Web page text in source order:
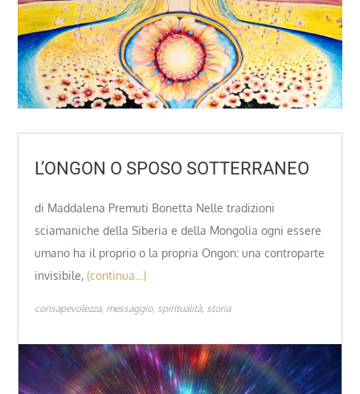
L’ONGON O SPOSO SOTTERRANEO
di Maddalena Premuti Bonetta Nelle tradizioni
sciamaniche della Siberia e della Mongolia ogni essere
umano ha il proprio o la propria Ongon: una controparte
invisibile, (continua…)
consapevolezza messaggio spiritualità storia